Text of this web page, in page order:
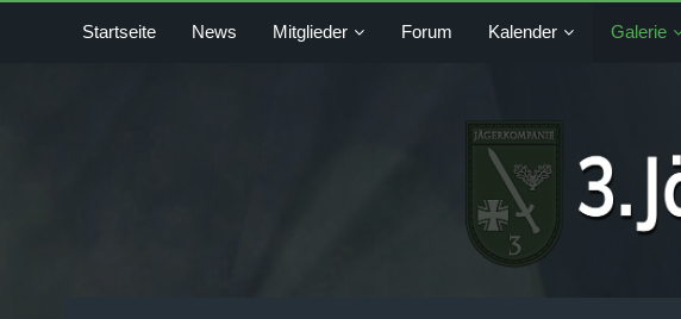
Startseite News Mitglieder Forum Kalender Galerie